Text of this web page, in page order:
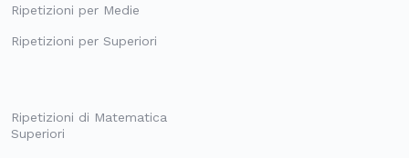
Ripetizioni per Medie
Ripetizioni per Superiori
Ripetizioni di Matematica
Superiori